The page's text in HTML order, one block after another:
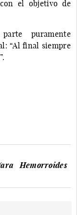
el objetivo de
puramente
“Al final siempre
Hemorroides